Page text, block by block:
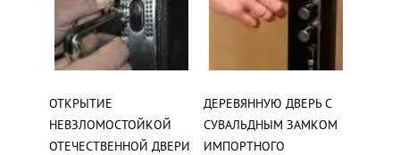
ОТКРЫТИЕ
НЕВЗЛОМОСТОЙКОЙ
ОТЕЧЕСТВЕННОЙ ДВЕРИ
ДЕРЕВЯННУЮ ДВЕРЬ С
СУВАЛЬДНЫМ ЗАМКОМ
ИМПОРТНОГО